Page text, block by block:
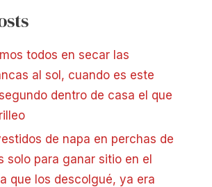
todos en secar las
al sol, cuando es este
dentro de casa el que
de napa en perchas de
solo para ganar sitio en el
que los descolgué, ya era